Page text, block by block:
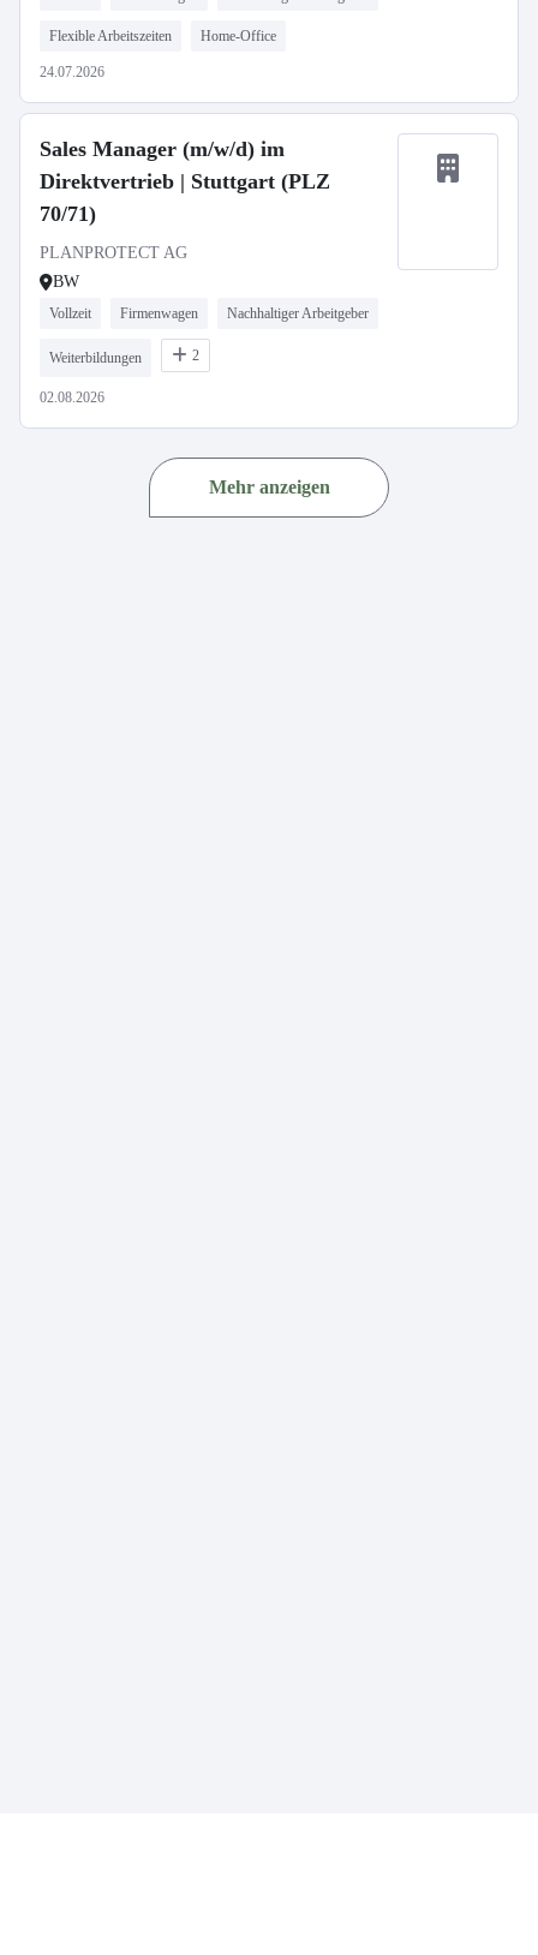
Flexible Arbeitszeiten Home-Office
24.07.2026
Sales Manager (m/w/d) im
Direktvertrieb | Stuttgart (PLZ
70/71)
PLANPROTECT AG
BW
Vollzeit Firmenwagen Nachhaltiger Arbeitgeber
Weiterbildungen 2
02.08.2026
Mehr anzeigen